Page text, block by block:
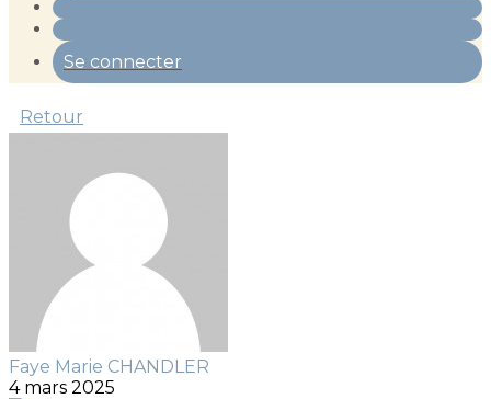
Se connecter
Retour
Faye Marie CHANDLER
4 mars 2025